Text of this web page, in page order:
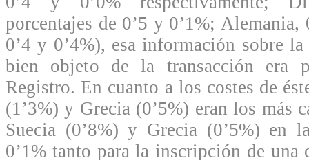
porcentajes de 0’5 y 0’1%; Alemania,
0’4 y 0’4%), esa información sobre
bien objeto de la transacción era
Registro. En cuanto a los costes de
(1’3%) y Grecia (0’5%) eran los más
Suecia (0’8%) y Grecia (0’5%) en
0’1% tanto para la inscripción de una